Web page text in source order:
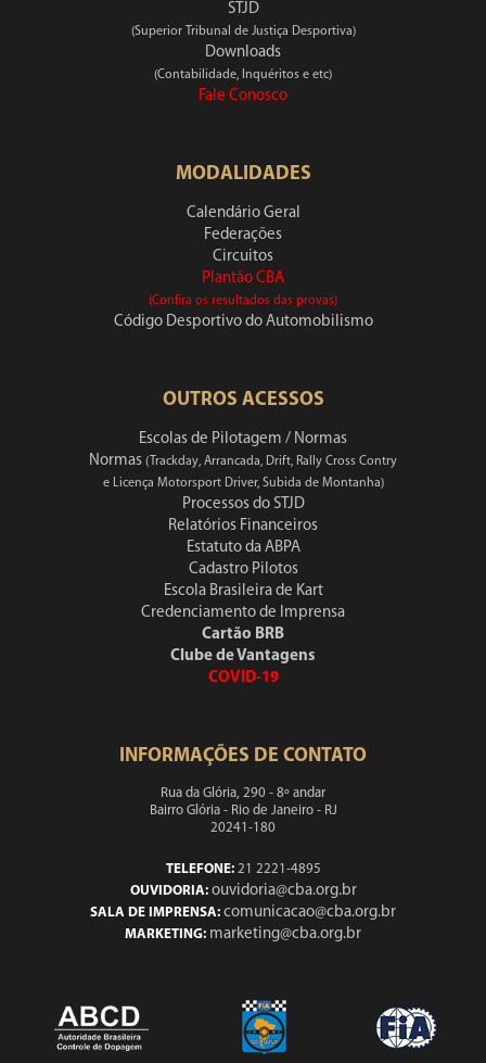
STJD
(Superior Tribunal de Justiça Desportiva)
Downloads
(Contabilidade, Inquéritos e etc)
Fale Conosco
MODALIDADES
Calendário Geral
Federações
Circuitos
Plantão CBA
(Confira os resultados das provas)
Código Desportivo do Automobilismo
OUTROS ACESSOS
Escolas de Pilotagem / Normas
Normas (Trackday, Arrancada, Drift, Rally Cross Contry
e Licença Motorsport Driver, Subida de Montanha)
Processos do STJD
Relatórios Financeiros
Estatuto da ABPA
Cadastro Pilotos
Escola Brasileira de Kart
Credenciamento de Imprensa
Cartão BRB
Clube de Vantagens
COVID-19
INFORMAÇÕES DE CONTATO
Rua da Glória, 290 - 8º andar
Bairro Glória - Rio de Janeiro - RJ
20241-180
TELEFONE:21 2221-4895
OUVIDORIA: ouvidoria@cba.org.br
SALA DE IMPRENSA: comunicacao@cba.org.br
MARKETING: marketing@cba.org.br